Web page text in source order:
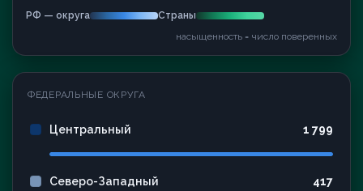
РФ — округа
Страны
насыщенность = число поверенных
ФЕДЕРАЛЬНЫЕ ОКРУГА
Центральный 1 799
Северо-Западный 417